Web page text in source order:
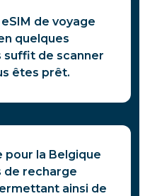
de voyage
quelques
suffit de scanner
êtes prêt.
pour la Belgique
de recharge
ainsi de